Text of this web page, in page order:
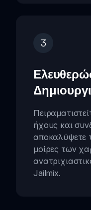
3
ήχους και
αποκαλύψετε
μοίρες των
Jailmix.